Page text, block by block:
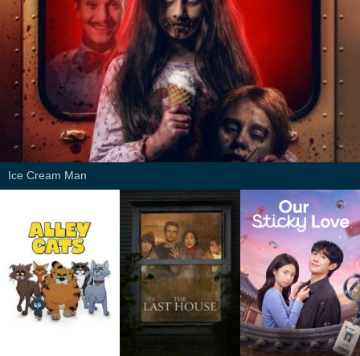
Ice Cream Man